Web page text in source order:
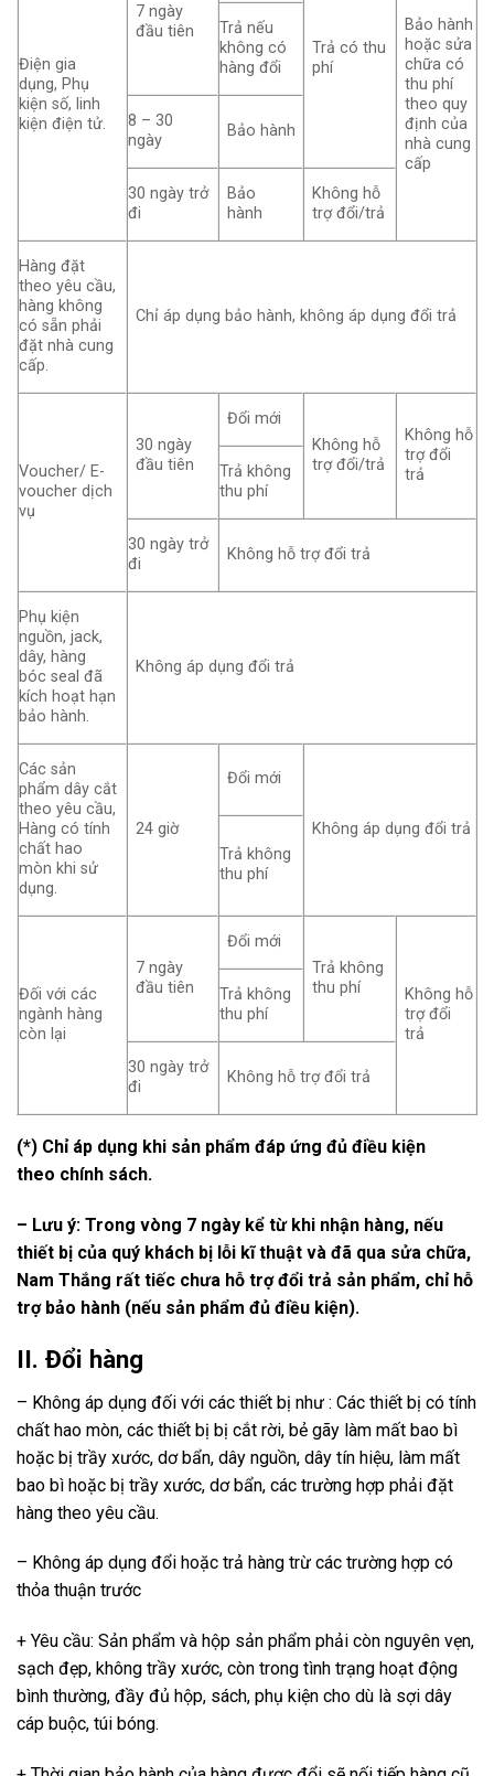
Điện gia
dụng, Phụ
kiện số, linh
kiện điện tử.
7 ngày
đầu tiên
Trả có thu
phí
Bảo hành
hoặc sửa
chữa có
thu phí
theo quy
định của
nhà cung
cấp
Trả nếu
không có
hàng đổi
8 – 30
ngày
Bảo hành
30 ngày trở
đi
Bảo
hành
Không hỗ
trợ đổi/trả
Hàng đặt
theo yêu cầu,
hàng không
có sẵn phải
đặt nhà cung
cấp.
Chỉ áp dụng bảo hành, không áp dụng đổi trả
Voucher/ E-
voucher dịch
vụ
30 ngày
đầu tiên
Đổi mới
Không hỗ
trợ đổi/trả
Không hỗ
trợ đổi
trả
Trả không
thu phí
30 ngày trở
đi
Không hỗ trợ đổi trả
Phụ kiện
nguồn, jack,
dây, hàng
bóc seal đã
kích hoạt hạn
bảo hành.
Không áp dụng đổi trả
Các sản
phẩm dây cắt
theo yêu cầu,
Hàng có tính
chất hao
mòn khi sử
dụng.
24 giờ
Đổi mới
Không áp dụng đổi trả
Trả không
thu phí
Đối với các
ngành hàng
còn lại
7 ngày
đầu tiên
Đổi mới
Trả không
thu phí
Không hỗ
trợ đổi
trả
Trả không
thu phí
30 ngày trở
đi
Không hỗ trợ đổi trả
(*) Chỉ áp dụng khi sản phẩm đáp ứng đủ điều kiện
theo chính sách.
– Lưu ý: Trong vòng 7 ngày kể từ khi nhận hàng, nếu
thiết bị của quý khách bị lỗi kĩ thuật và đã qua sửa chữa,
Nam Thắng rất tiếc chưa hỗ trợ đổi trả sản phẩm, chỉ hỗ
trợ bảo hành (nếu sản phẩm đủ điều kiện).
II. Đổi hàng
– Không áp dụng đối với các thiết bị như : Các thiết bị có tính
chất hao mòn, các thiết bị bị cắt rời, bẻ gãy làm mất bao bì
hoặc bị trầy xước, dơ bẩn, dây nguồn, dây tín hiệu, làm mất
bao bì hoặc bị trầy xước, dơ bẩn, các trường hợp phải đặt
hàng theo yêu cầu.
– Không áp dụng đổi hoặc trả hàng trừ các trường hợp có
thỏa thuận trước
+ Yêu cầu: Sản phẩm và hộp sản phẩm phải còn nguyên vẹn,
sạch đẹp, không trầy xước, còn trong tình trạng hoạt động
bình thường, đầy đủ hộp, sách, phụ kiện cho dù là sợi dây
cáp buộc, túi bóng.